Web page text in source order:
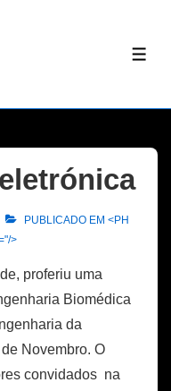
PUBLICADO EM <PH
>
proferiu uma
Biomédica
da
Novembro. O
convidados na